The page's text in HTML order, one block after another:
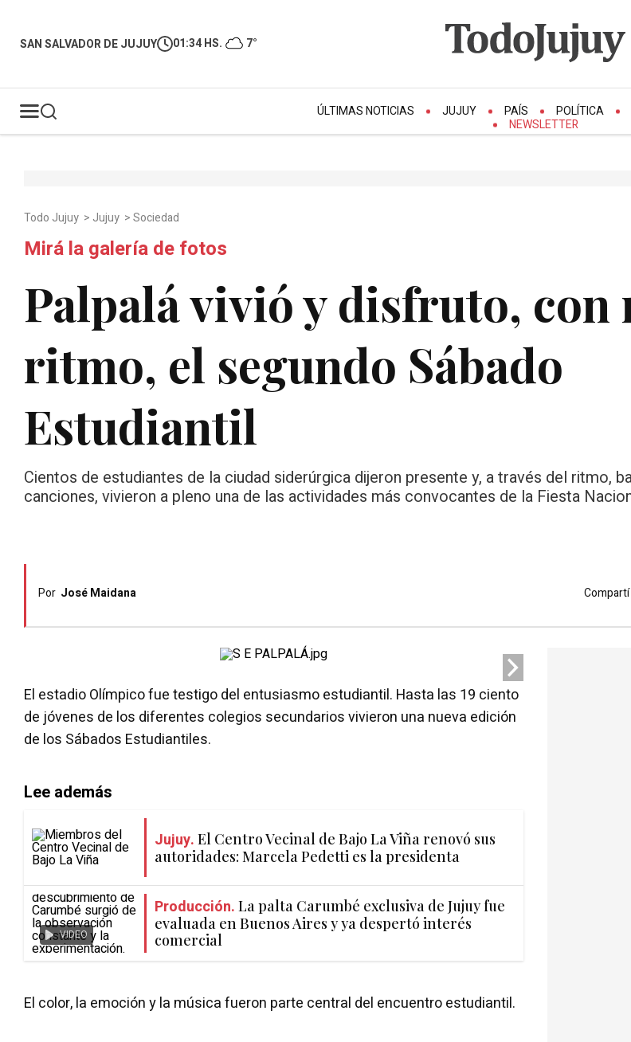
SAN SALVADOR DE JUJUY 01:34 HS. 7°
ÚLTIMAS NOTICIAS JUJUY PAÍS POLÍTICA
NEWSLETTER
Todo Jujuy > Jujuy >Sociedad
Mirá la galería de fotos
Palpalá vivió y disfruto, con
ritmo, el segundo Sábado
Estudiantil
Cientos de estudiantes de la ciudad siderúrgica dijeron presente y, a través del ritmo,
canciones, vivieron a pleno una de las actividades más convocantes de la Fiesta
Por José Maidana
El estadio Olímpico fue testigo del entusiasmo estudiantil. Hasta las 19 ciento
de jóvenes de los diferentes colegios secundarios vivieron una nueva edición
de los Sábados Estudiantiles.
Lee además
Jujuy. El Centro Vecinal de Bajo La Viña renovó sus
autoridades: Marcela Pedetti es la presidenta
VIDEO
Producción. La palta Carumbé exclusiva de Jujuy fue
evaluada en Buenos Aires y ya despertó interés
comercial
El color, la emoción y la música fueron parte central del encuentro estudiantil.